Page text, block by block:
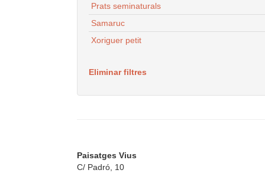
Prats seminaturals
Samaruc
Xoriguer petit
Eliminar filtres
Paisatges Vius
C/ Padró, 10